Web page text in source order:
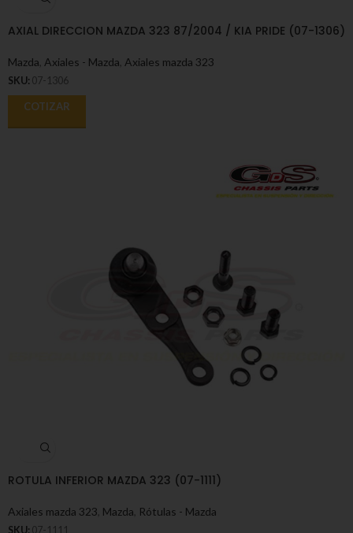
AXIAL DIRECCION MAZDA 323 87/2004 / KIA PRIDE (07-1306)
Mazda Axiales - Mazda Axiales mazda 323
SKU: 07-1306
COTIZAR
ROTULA INFERIOR MAZDA 323 (07-1111)
Axiales mazda 323 Mazda Rótulas - Mazda
SKU: 07-1111